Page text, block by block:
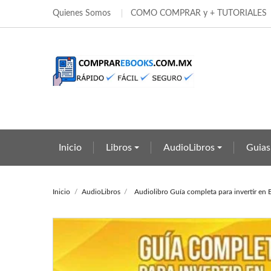
Quienes Somos COMO COMPRAR y + TUTORIALES
Inicio Libros AudioLibros
Inicio AudioLibros Audiolibro Guía completa para invertir en